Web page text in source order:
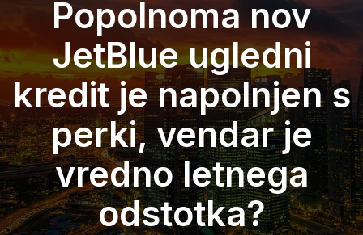
Popolnoma nov
JetBlue ugledni
kredit je napolnjen s
perki, vendar je
vredno letnega
odstotka?